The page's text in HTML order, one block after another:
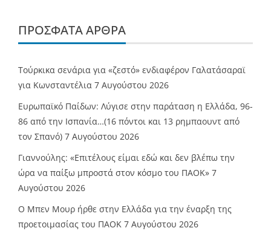
ΠΡΌΣΦΑΤΑ ΆΡΘΡΑ
Τούρκικα σενάρια για «ζεστό» ενδιαφέρον Γαλατάσαραϊ
για Κωνσταντέλια 7 Αυγούστου 2026
Ευρωπαϊκό Παίδων: Λύγισε στην παράταση η Ελλάδα, 96-
86 από την Ισπανία…(16 πόντοι και 13 ρημπαουντ από
τον Σπανό) 7 Αυγούστου 2026
Γιαννούλης: «Επιτέλους είμαι εδώ και δεν βλέπω την
ώρα να παίξω μπροστά στον κόσμο του ΠΑΟΚ» 7
Αυγούστου 2026
O Mπεν Μουρ ήρθε στην Ελλάδα για την έναρξη της
προετοιμασίας του ΠΑΟΚ 7 Αυγούστου 2026